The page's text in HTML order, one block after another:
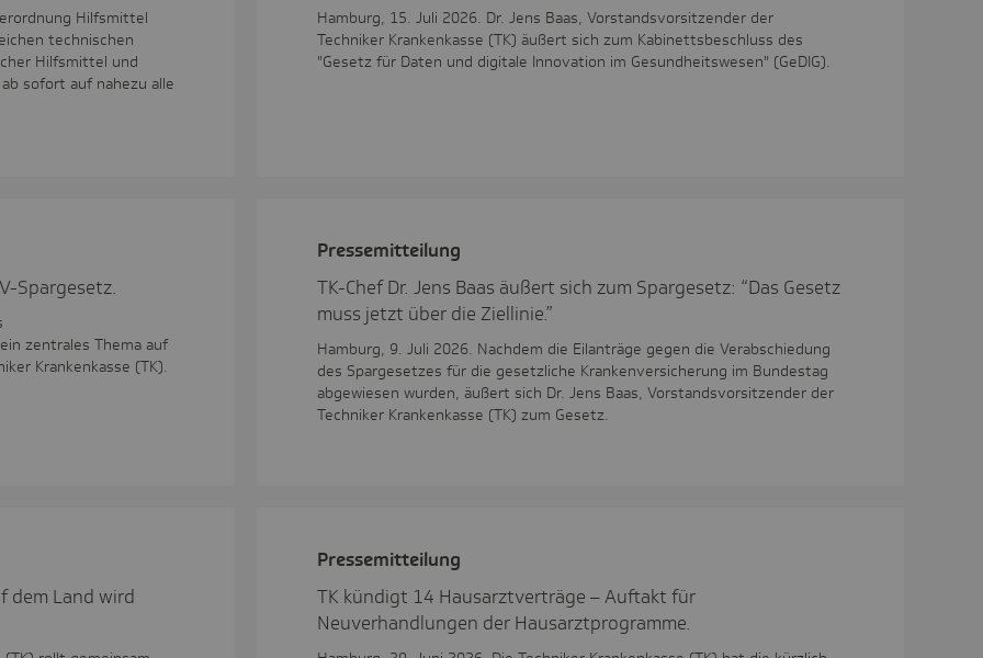
Hilfsmittel
technischen
Hilfsmittel und
sofort auf nahezu alle
Hamburg, 15. Juli 2026. Dr. Jens Baas, Vorstandsvorsitzender der
Techniker Krankenkasse (TK) äußert sich zum Kabinettsbeschluss des
"Gesetz für Daten und digitale Innovation im Gesundheitswesen" (GeDIG).
Spargesetz.
zentrales Thema auf
Krankenkasse (TK).
Pres­se­mit­tei­lung
TK-Chef Dr. Jens Baas äußert sich zum Spargesetz: “Das Gesetz
muss jetzt über die Ziellinie.”
Hamburg, 9. Juli 2026. Nachdem die Eilanträge gegen die Verabschiedung
des Spargesetzes für die gesetzliche Krankenversicherung im Bundestag
abgewiesen wurden, äußert sich Dr. Jens Baas, Vorstandsvorsitzender der
Techniker Krankenkasse (TK) zum Gesetz.
dem Land wird
Pres­se­mit­tei­lung
TK kündigt 14 Hausarztverträge – Auftakt für
Neuverhandlungen der Hausarztprogramme.